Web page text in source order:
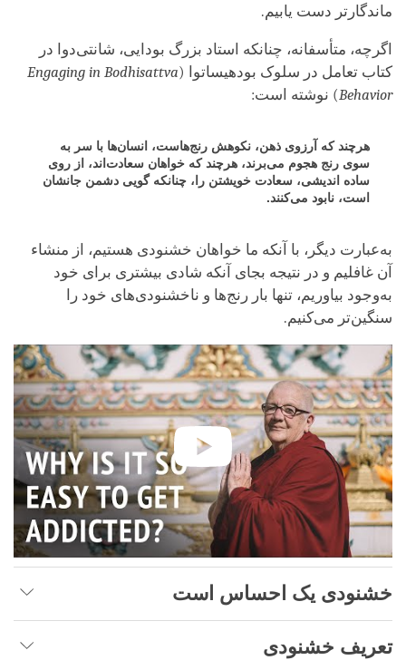
ماندگارتر دست یابیم.
اگرچه، متأسفانه، چنانکه استاد بزرگ بودایی، شانتی‌دوا در
کتاب تعامل در سلوک بودهیساتوا (Engaging in Bodhisattva
Behavior) نوشته است:
هرچند که آرزوی ذهن، نکوهش رنج‌هاست، انسان‌ها با سر به
سوی رنج هجوم می‌برند، هرچند که خواهان سعادت‌اند، از روی
ساده اندیشی، سعادت خویشتن را، چنانکه گویی دشمن جانشان
است، نابود می‌کنند.
به‌عبارت دیگر، با آنکه ما خواهان خشنودی هستیم، از منشاء
آن غافلیم و در نتیجه بجای آنکه شادی بیشتری برای خود
به‌وجود بیاوریم، تنها بار رنج‌ها و ناخشنودی‌های خود را
سنگین‌تر می‌کنیم.
خشنودی یک احساس است
تعریف خشنودی